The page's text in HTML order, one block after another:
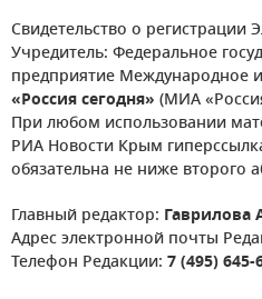
Свидетельство о регистрации
Учредитель: Федеральное
предприятие Международное
«Россия сегодня» (МИА
При любом использовании
РИА Новости Крым
обязательна не ниже второго
Главный редактор: Гаврилова
Адрес электронной почты
Телефон Редакции: 7 (495) 645-